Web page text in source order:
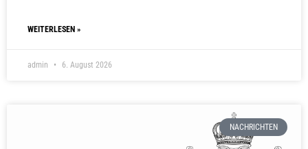
WEITERLESEN »
admin 6. August 2026
NACHRICHTEN